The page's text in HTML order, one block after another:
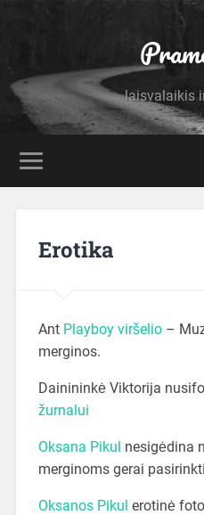
laisvalaikis
Erotika
Ant Playboy viršelio–
merginos.
Dainininkė Viktorija
žurnalui
Oksana Pikul nesigėdina
merginoms gerai
Oksanos Pikul erotinė